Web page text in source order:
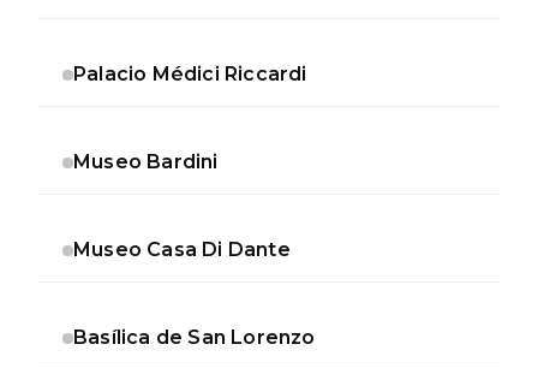
Palacio Médici Riccardi
Museo Bardini
Museo Casa Di Dante
Basílica de San Lorenzo